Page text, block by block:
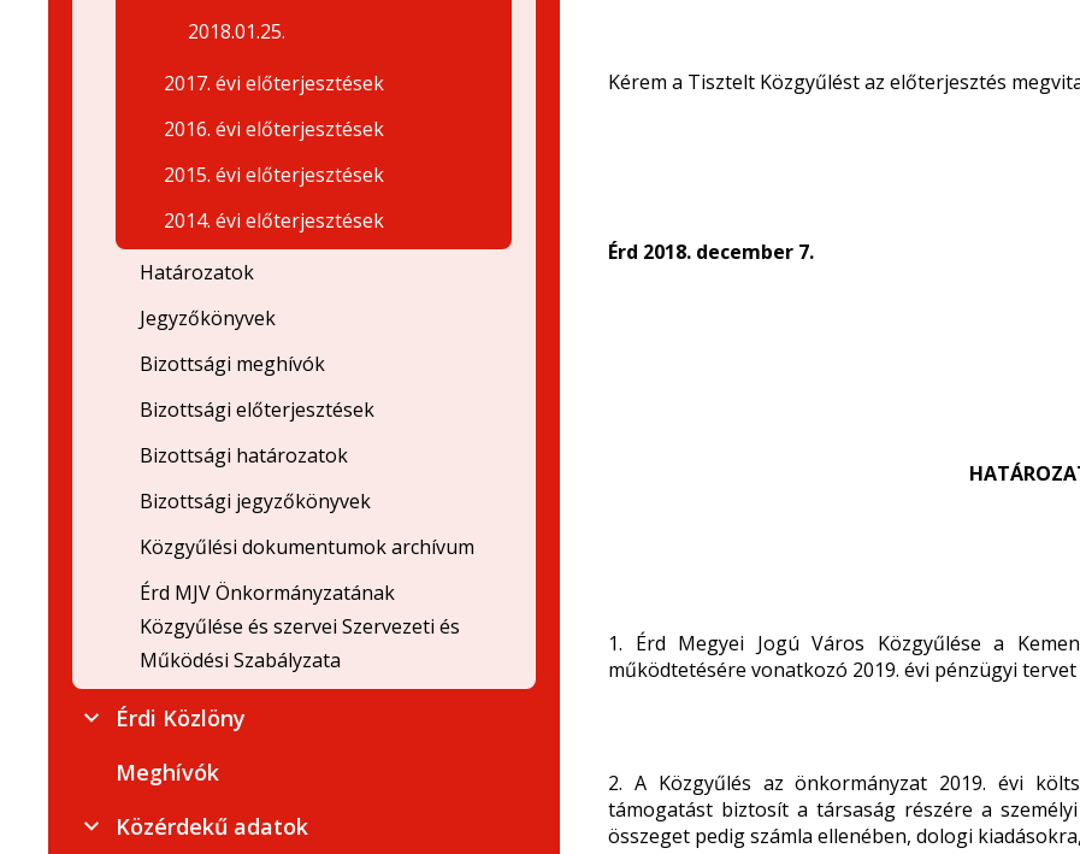
Kérem a Tisztelt Közgyűlést az előterjesztés
Érd 2018. december 7.
1. Érd Megyei Jogú Város Közgyűlése a
működtetésére vonatkozó 2019. évi pénzügyi
2. A Közgyűlés az önkormányzat 2019. évi
támogatást biztosít a társaság részére a
összeget pedig számla ellenében, dologi
2018.01.25.
2017. évi előterjesztések
2016. évi előterjesztések
2015. évi előterjesztések
2014. évi előterjesztések
Határozatok
Jegyzőkönyvek
Bizottsági meghívók
Bizottsági előterjesztések
Bizottsági határozatok
Bizottsági jegyzőkönyvek
Közgyűlési dokumentumok archívum
Érd MJV Önkormányzatának
Közgyűlése és szervei Szervezeti és
Működési Szabályzata
Érdi Közlöny
Meghívók
Közérdekű adatok